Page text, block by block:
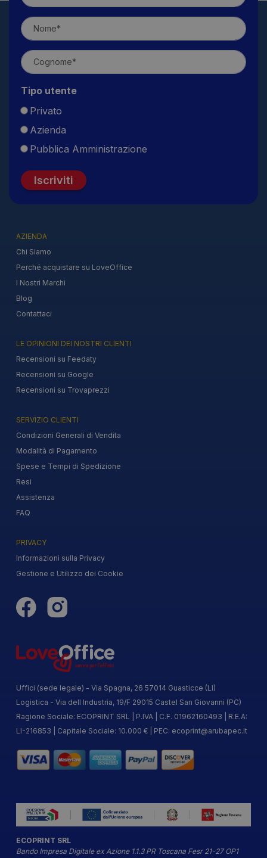
Tipo utente
Privato
Azienda
Pubblica Amministrazione
Iscriviti
AZIENDA
Chi Siamo
Perché acquistare su LoveOffice
I Nostri Marchi
Blog
Contattaci
LE OPINIONI DEI NOSTRI CLIENTI
Recensioni su Feedaty
Recensioni su Google
Recensioni su Trovaprezzi
SERVIZIO CLIENTI
Condizioni Generali di Vendita
Modalità di Pagamento
Spese e Tempi di Spedizione
Resi
Assistenza
FAQ
PRIVACY
Informazioni sulla Privacy
Gestione e Utilizzo dei Cookie
Uffici (sede legale) - Via Spagna, 26 57014 Guasticce (LI)
Logistica - Via dell Industria, 19/F 29015 Castel San Giovanni (PC)
Ragione Sociale: ECOPRINT SRL | P.IVA | C.F. 01962160493 | R.E.A:
LI-216853 | Capitale Sociale: 10.000 € | PEC: ecoprint@arubapec.it
ECOPRINT SRL
Bando Impresa Digitale ex Azione 1.1.3 PR Toscana Fesr 21-27 OP1